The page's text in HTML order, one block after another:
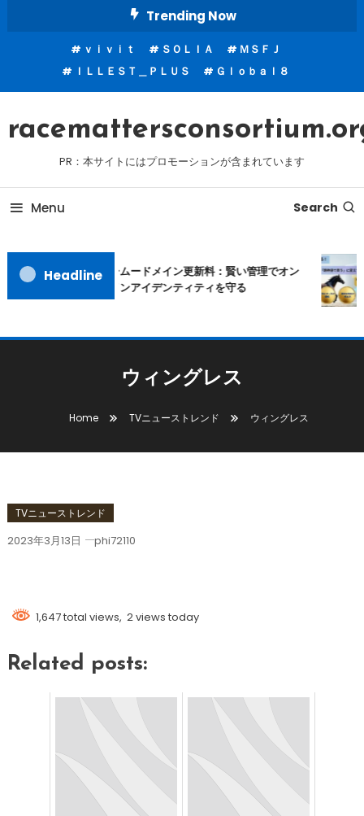
Trending Now
ｖｉｖｉｔ ＳＯＬＩＡ
ＭＳＦＪ
ＩＬＬＥＳＴ＿ＰＬＵＳ
Ｇｌｏｂａｌ８
PR：本サイトにはプロモーションが含まれています
Menu Search
Headlineムームードメイン更新料：賢い管理でオン
ラインアイデンティティを守る
ウィングレス
Home TVニューストレンド ウィングレス
TVニューストレンド
2023年3月13日 phi72110
1,647 total views, 2 views today
Related posts: